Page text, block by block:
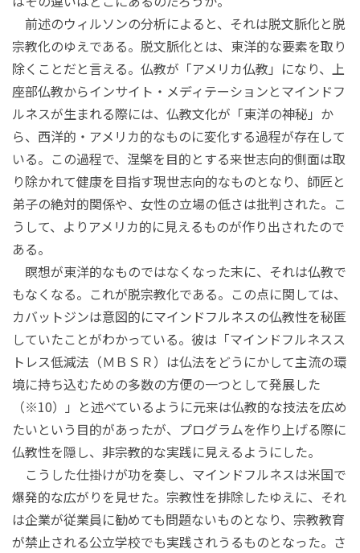
前述のウィルソンの分析によると、それは脱文脈化と脱
宗教化のゆえである。脱文脈化とは、東洋的な要素を取り
除くことだと言える。仏教が「アメリカ仏教」になり、上
座部仏教からインサイト・メディテーションとマインドフ
ルネスが生まれる際には、仏教文化が「東洋の神秘」か
ら、西洋的・アメリカ的なものに変化する過程が存在して
いる。この過程で、涅槃を目的とする来世志向的側面は取
り除かれて健康を目指す現世志向的なものとなり、師匠と
弟子の絶対的関係や、女性の立場の低さは批判された。こ
うして、よりアメリカ的に見えるものが作り出されたので
ある。
瞑想が東洋的なものではなくなった末に、それは仏教で
もなくなる。これが脱宗教化である。この点に関しては、
カバットジンは意図的にマインドフルネスの仏教性を秘匿
していたことがわかっている。彼は「マインドフルネスス
トレス低減法（ＭＢＳＲ）は仏法をどうにかして主流の環
境に持ち込むための多数の方便の一つとして発展した
（※10）」と述べているように元来は仏教的な技法を広め
たいという目的があったが、プログラムを作り上げる際に
仏教性を隠し、非宗教的な実践に見えるようにした。
こうした仕掛けが功を奏し、マインドフルネスは米国で
爆発的な広がりを見せた。宗教性を排除したゆえに、それ
は企業が従業員に勧めても問題ないものとなり、宗教教育
が禁止される公立学校でも実践されうるものとなった。さ